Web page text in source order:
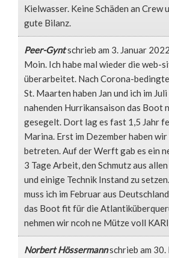
Kielwasser. Keine Schäden an Crew
gute Bilanz.
Peer-Gyntschrieb am 3. Januar 2022
Moin. Ich habe mal wieder die web-
überarbeitet. Nach Corona-
St. Maarten haben Jan und ich im
nahenden Hurrikansaison das Boot
gesegelt. Dort lag es fast 1,5 Jahr
Marina. Erst im Dezember haben
betreten. Auf der Werft gab es ein
3 Tage Arbeit, den Schmutz aus
und einige Technik Instand zu
muss ich im Februar aus
das Boot fit für die
nehmen wir ncoh ne Mütze voll
Norbert Hössermannschrieb am